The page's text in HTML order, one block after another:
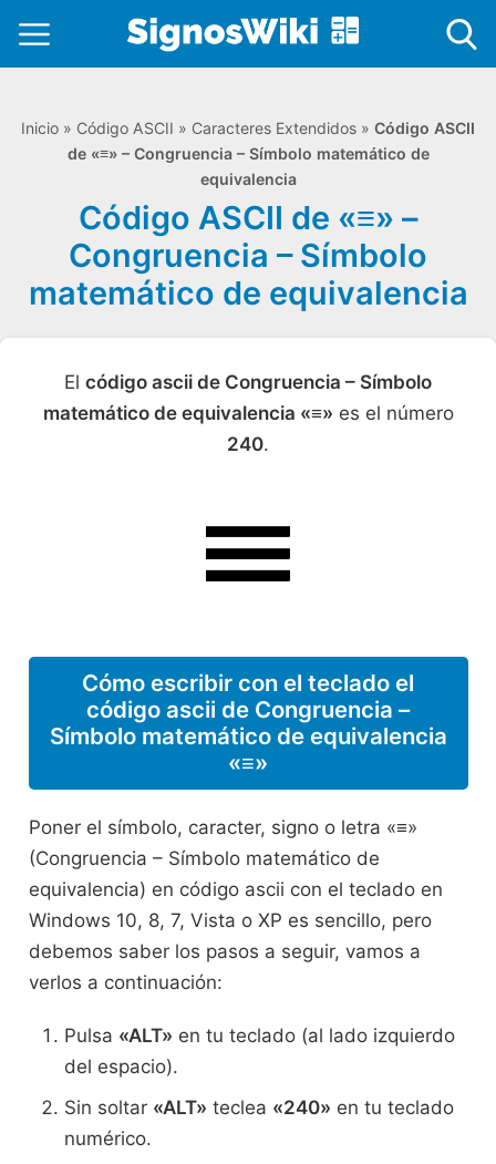
Inicio » Código ASCII » Caracteres Extendidos » Código ASCII
de «≡» – Congruencia – Símbolo matemático de
equivalencia
Código ASCII de «≡» –
Congruencia – Símbolo
matemático de equivalencia
El código ascii de Congruencia – Símbolo
matemático de equivalencia «≡» es el número
240.
Cómo escribir con el teclado el
código ascii de Congruencia –
Símbolo matemático de equivalencia
«≡»
Poner el símbolo, caracter, signo o letra «≡»
(Congruencia – Símbolo matemático de
equivalencia) en código ascii con el teclado en
Windows 10, 8, 7, Vista o XP es sencillo, pero
debemos saber los pasos a seguir, vamos a
verlos a continuación:
Pulsa «ALT» en tu teclado (al lado izquierdo
del espacio).
Sin soltar «ALT» teclea «240» en tu teclado
numérico.